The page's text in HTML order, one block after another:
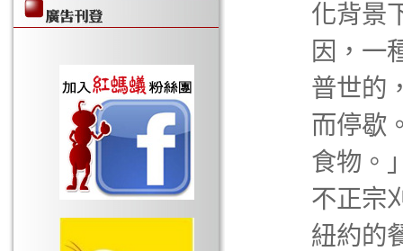
化背景
因，一
普世的
而停歇
食物。
不正宗
紐約的